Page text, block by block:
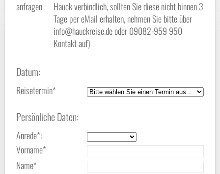
anfragen
Hauck verbindlich, sollten Sie diese nicht binnen 3
Tage per eMail erhalten, nehmen Sie bitte über
info@hauckreise.de oder 09082-959 950
Kontakt auf)
Datum:
Reisetermin*
Persönliche Daten:
Anrede*:
Vorname*
Name*